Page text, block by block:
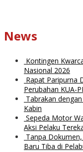
News
Kontingen
Nasional 2026
Rapat Paripurna
Perubahan KUA-
Tabrakan
Kabin
Sepeda Motor
Aksi Pelaku
Tanpa
Baru Tiba di